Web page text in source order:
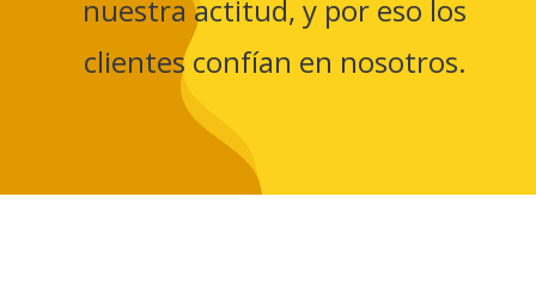
nuestra actitud, y por eso los
clientes confían en nosotros.